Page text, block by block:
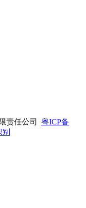
责任公司 粤ICP备